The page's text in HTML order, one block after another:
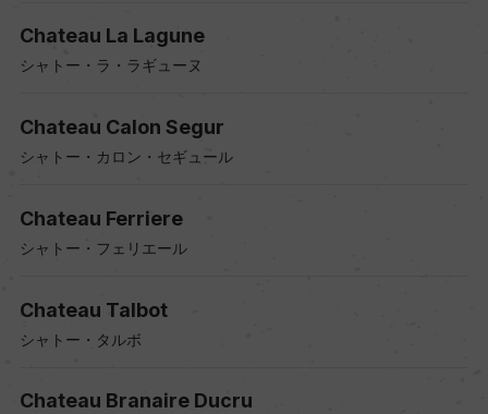
Chateau La Lagune
シャトー・ラ・ラギューヌ
Chateau Calon Segur
シャトー・カロン・セギュール
Chateau Ferriere
シャトー・フェリエール
Chateau Talbot
シャトー・タルボ
Chateau Branaire Ducru